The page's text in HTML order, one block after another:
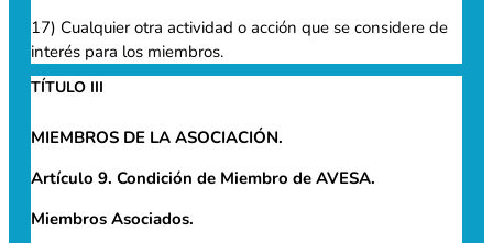
17) Cualquier otra actividad o acción que se considere de
interés para los miembros.
TÍTULO III
MIEMBROS DE LA ASOCIACIÓN.
Artículo 9. Condición de Miembro de AVESA.
Miembros Asociados.